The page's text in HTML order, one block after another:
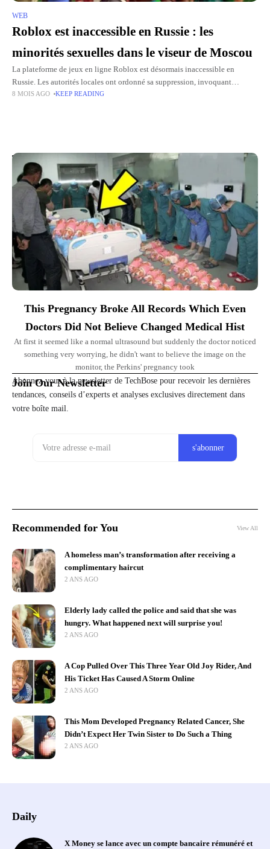
WEB
Roblox est inaccessible en Russie : les
minorités sexuelles dans le viseur de Moscou
La plateforme de jeux en ligne Roblox est désormais inaccessible en
Russie. Les autorités locales ont ordonné sa suppression, invoquant
notamment la présence de contenus liés aux communautés
8 MOIS AGO KEEP READING
Top Picks for You
This Pregnancy Broke All Records Which Even
Doctors Did Not Believe Changed Medical Hist
At first it seemed like a normal ultrasound but suddenly the doctor noticed
something very worrying, he didn't want to believe the image on the
monitor, the Perkins' pregnancy took
Join Our Newsletter
Abonnez-vous à la newsletter de TechBose pour recevoir les dernières
tendances, conseils d’experts et analyses exclusives directement dans
votre boîte mail.
Recommended for You View All
A homeless man’s transformation after receiving a
complimentary haircut
2 ANS AGO
Elderly lady called the police and said that she was
hungry. What happened next will surprise you!
2 ANS AGO
A Cop Pulled Over This Three Year Old Joy Rider, And
His Ticket Has Caused A Storm Online
2 ANS AGO
This Mom Developed Pregnancy Related Cancer, She
Didn’t Expect Her Twin Sister to Do Such a Thing
2 ANS AGO
Daily
X Money se lance avec un compte bancaire rémunéré et